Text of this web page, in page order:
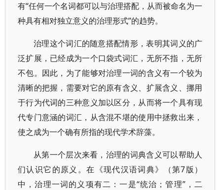
有“任何一个名词都可以与治理搭配，从而被命名为一
种具有相对独立意义的治理形式”的趋势。
治理这个词汇的随意搭配情形，表明其词义的广
泛扩展，已经成为一个口袋式词汇，无所不指，无所
不包。因此，为了能够对治理一词的含义有一个较为
清晰的把握，需要对它的原有含义、扩展含义、挪用
于行为代词的三种意义加以区分，从而将一个具有现
代专门意涵的词汇，从含混不堪的使用中拯救出来，
使之成为一个确有所指的现代学术辞藻。
从第一个层次来看，治理的词典含义可以帮助人
们认识它的原义。在《现代汉语词典》（第7版）
中，治理一词的义项有二：一是“统治；管理”，二